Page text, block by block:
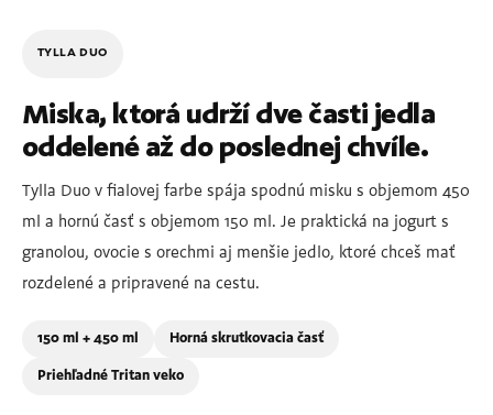
TYLLA DUO
Miska, ktorá udrží dve časti jedla
oddelené až do poslednej chvíle.
Tylla Duo v fialovej farbe spája spodnú misku s objemom 450
ml a hornú časť s objemom 150 ml. Je praktická na jogurt s
granolou, ovocie s orechmi aj menšie jedlo, ktoré chceš mať
rozdelené a pripravené na cestu.
150 ml + 450 ml Horná skrutkovacia časť
Priehľadné Tritan veko